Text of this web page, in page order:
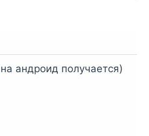
андроид получается)